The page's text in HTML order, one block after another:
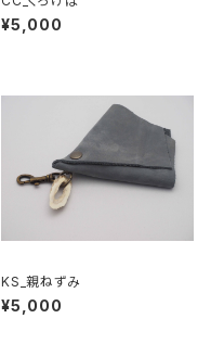
¥5,000
KS_親ねずみ
¥5,000